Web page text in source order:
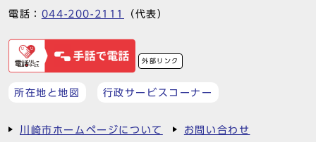
電話： 044-200-2111 （代表）
外部リンク
所在地と地図 行政サービスコーナー
川崎市ホームページについて お問い合わせ